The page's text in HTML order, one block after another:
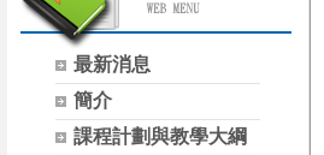
最新消息
簡介
課程計劃與教學大綱